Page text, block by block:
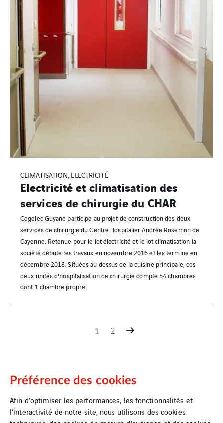
CLIMATISATION, ELECTRICITÉ
Electricité et climatisation des
services de chirurgie du CHAR
Cegelec Guyane participe au projet de construction des deux
services de chirurgie du Centre Hospitalier Andrée Rosemon de
Cayenne. Retenue pour le lot électricité et le lot climatisation la
société débute les travaux en novembre 2016 et les termine en
décembre 2018. Situées au dessus de la cuisine principale, ces
deux unités d'hospitalisation de chirurgie compte 54 chambres
dont 1 chambre propre.
1 2
Préférence des cookies
Afin d’optimiser les performances, les fonctionnalités et
l’interactivité de notre site, nous utilisons des cookies